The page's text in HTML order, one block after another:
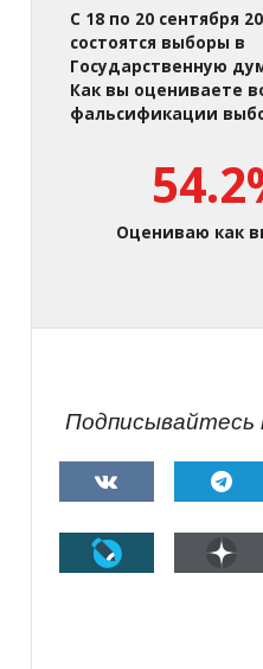
С 18 по 20 сентября
состоятся выборы в
Государственную
Как вы оцениваете
фальсификации
Оцениваю как
Подписывайтесь